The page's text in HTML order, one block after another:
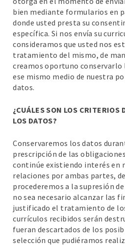
bien mediante formularios en
donde usted presta su
específica. Si nos envía su
consideramos que usted nos
tratamiento del mismo, de
creamos oportuno
ese mismo medio de nuestra
datos.
¿CUÁLES SON LOS CRITERIOS
LOS DATOS?
Conservaremos los datos
prescripción de las
continúe existiendo interés en
relaciones por ambas partes,
procederemos a la supresión
no sea necesario alcanzar las
justificado el tratamiento de
currículos recibidos serán
fueran descartados de los
selección que pudiéramos